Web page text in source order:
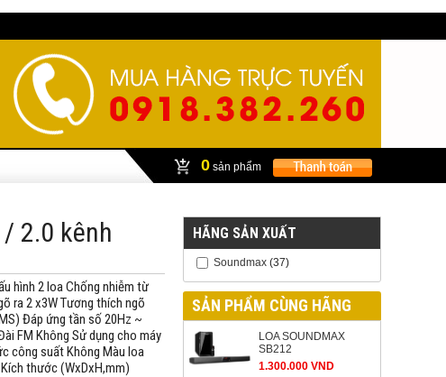
0 sản phẩm
2.0 kênh
hình 2 loa Chống nhiễm từ
ra 2 x3W Tương thích ngõ
Đáp ứng tần số 20Hz ~
FM Không Sử dụng cho máy
công suất Không Màu loa
thước (WxDxH,mm)
HÃNG SẢN XUẤT
Soundmax (37)
SẢN PHẨM CÙNG HÃNG
LOA SOUNDMAX
SB212
1.300.000 VND